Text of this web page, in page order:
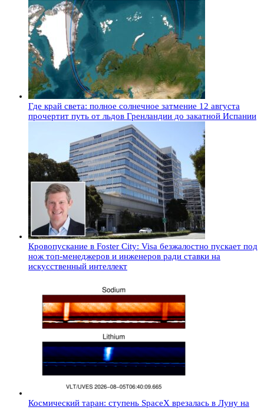
Где край света: полное солнечное затмение 12 августа
прочертит путь от льдов Гренландии до закатной Испании
Кровопускание в Foster City: Visa безжалостно пускает под
нож топ-менеджеров и инженеров ради ставки на
искусственный интеллект
Космический таран: ступень SpaceX врезалась в Луну на